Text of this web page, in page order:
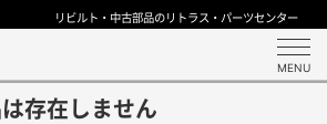
リビルト・中古部品のリトラス・パーツセンター
MENU
存在しません